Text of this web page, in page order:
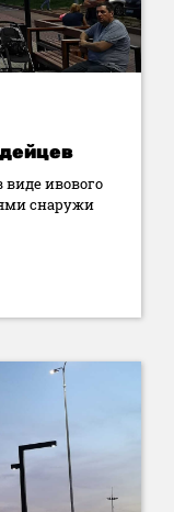
ивового
снаружи